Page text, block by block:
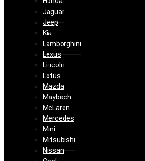
Jaguar
Jeep
Kia
Lamborghini
Lexus
Lincoln
Lotus
Mazda
Maybach
McLaren
Mercedes
Mini
Mitsubishi
Nissan